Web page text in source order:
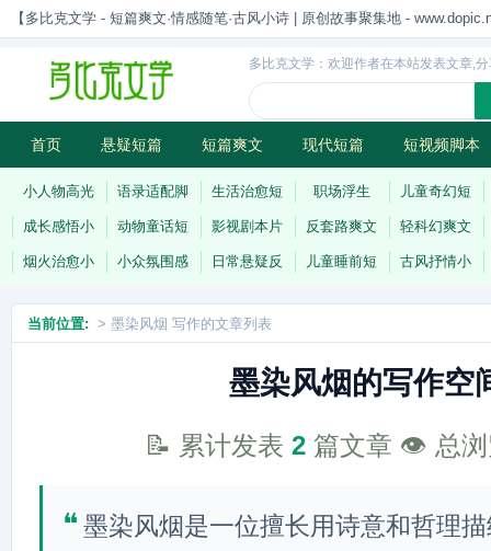
【多比克文学 - 短篇爽文·情感随笔·古风小诗 | 原创故事聚集地 -
多比克文学：欢迎作者在本站发表文章,
首页 悬疑短篇 短篇爽文 现代短篇 短视频脚本
古风小诗 科幻短篇 现代小诗 连载
小人物高光 语录适配脚 生活治愈短 职场浮生 儿童奇幻短
成长感悟小 动物童话短 影视剧本片 反套路爽文 轻科幻爽文
烟火治愈小 小众氛围感 日常悬疑反 儿童睡前短 古风抒情小
当前位置: > 墨染风烟 写作的文章列表
墨染风烟的写作空
📝 累计发表 2篇文章 👁️ 总
❝ 墨染风烟是一位擅长用诗意和哲理